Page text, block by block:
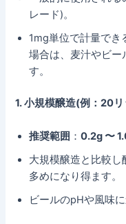
レード)。
1mg単位で計量でき
場合は、麦汁やビー
す。
1. 小規模醸造(例：20
推奨範囲 ：0.2g 〜
大規模醸造と比較
多めになり得ます。
ビールのpHや風味